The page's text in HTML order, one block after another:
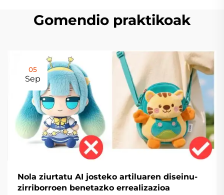
Gomendio praktikoak
05
Sep
Nola ziurtatu AI josteko artiluaren diseinu-
zirriborroen benetazko errealizazioa